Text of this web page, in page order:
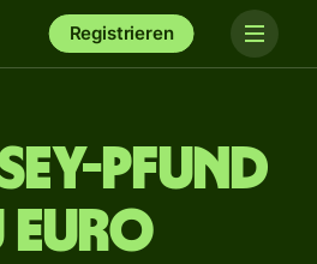
Registrieren
Pfund
Euro